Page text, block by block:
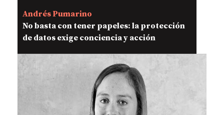
Andrés Pumarino
No basta con tener papeles: la protección
de datos exige conciencia y acción